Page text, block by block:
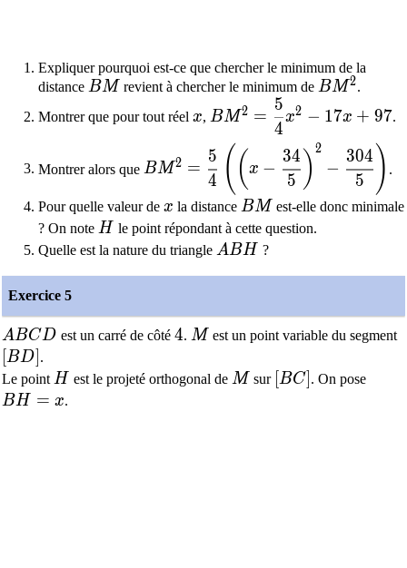
Expliquer pourquoi est-ce que chercher le minimum de la
distance BM
BM revient à chercher le minimum de BM^2
BM2.
Montrer que pour tout réel x, BM^2 =
BM2 =
4
5
x2 − 17x + 97.
Montrer alors que
BM^2 = \dfrac{5}{4}\left(
BM2 =
4
5 (( x −
5
34 ) 2
−
5
304 ) .
Pour quelle valeur de x
x la distance BM
BM est-elle donc minimale
? On note H
H le point répondant à cette question.
Quelle est la nature du triangle ABH
ABH ?
Exercice 5
ABCD
ABCD est un carré de côté 4
4. M
M est un point variable du segment
[BD]
[BD].
Le point H
H est le projeté orthogonal de M
M sur [BC]
[BC]. On pose
BH=x
BH = x.